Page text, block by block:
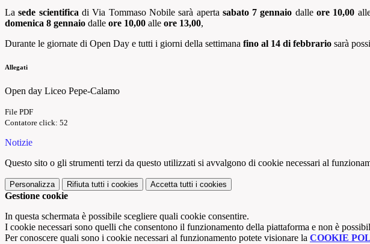
Lasede scientifica di Via Tommaso Nobile sarà aperta sabato 7 gennaio dalleore 10,00
domenica 8 gennaio dalle ore 10,00 alle ore 13,00,
Durante le giornate di Open Day e tutti i giorni della settimana fino al 14 di febbrario sarà
Allegati
Open day Liceo Pepe-Calamo
File PDF
Contatore click: 52
Notizie
Questo sito o gli strumenti terzi da questo utilizzati si avvalgono di cookie necessari al
Personalizza Rifiuta tutti i cookies Accetta tutti i cookies
Gestione cookie
In questa schermata è possibile scegliere quali cookie consentire.
I cookie necessari sono quelli che consentono il funzionamento della piattaforma e non è
Per conoscere quali sono i cookie necessari al funzionamento potete visionare la COOKIE